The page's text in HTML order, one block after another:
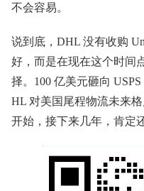
不会容易。
说到底，DHL 没有收购
好，而是在现在这个时间
择。100 亿美元砸向
HL 对美国尾程物流未来
开始，接下来几年，肯定